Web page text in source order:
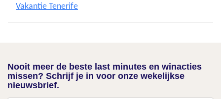
Vakantie Tenerife
Nooit meer de beste last minutes en winacties
missen? Schrijf je in voor onze wekelijkse
nieuwsbrief.